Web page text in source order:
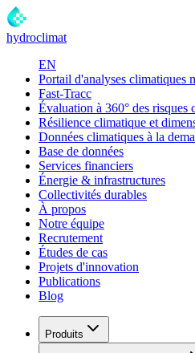
hydroclimat
EN
Portail d'analyses climatiques
Fast-Tracc
Évaluation à 360° des risques
Résilience climatique et
Données climatiques à la
Base de données
Services financiers
Énergie & infrastructures
Collectivités durables
À propos
Notre équipe
Recrutement
Études de cas
Projets d'innovation
Publications
Blog
Produits